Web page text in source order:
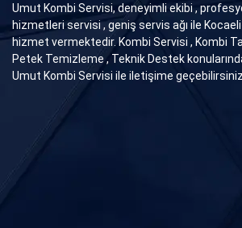
Umut Kombi Servisi, deneyimli ekibi ,
hizmetleri servisi , geniş servis ağı ile
hizmet vermektedir. Kombi Servisi , Kombi
Petek Temizleme , Teknik Destek
Umut Kombi Servisi ile iletişime geçebilirsiniz.